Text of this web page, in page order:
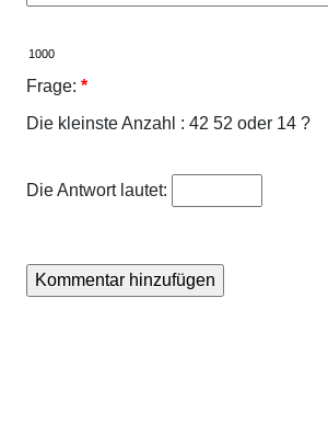
Frage: *
Die kleinste Anzahl : 42 52 oder 14 ?
Die Antwort lautet: